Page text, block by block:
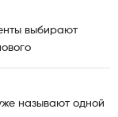
выбирают
называют одной